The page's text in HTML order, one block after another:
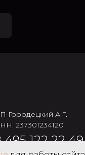
Городецкий А.Г.
237301234120
495 122 22 49